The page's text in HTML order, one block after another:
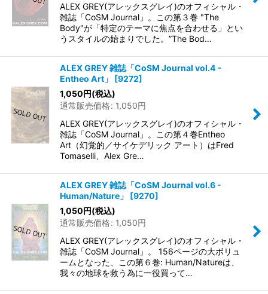
ALEX GREY(アレックスグレイ)のオフィシャル・
雑誌「CoSM Journal」。この第３巻 "The
Body"が「特定のテーマに焦点を合わせる」とい
うスタイルの始まりでした。”The Bod…
ALEX GREY 雑誌「CoSM Journal vol.4 -
Entheo Art」
[9272]
1,050円(税込)
通常販売価格: 1,050円
ALEX GREY(アレックスグレイ)のオフィシャル・
雑誌「CoSM Journal」。この第４巻Entheo
Art（幻覚的／サイケデリック アート）はFred
Tomaselli、Alex Gre…
ALEX GREY 雑誌「CoSM Journal vol.6 -
Human/Nature」
[9270]
1,050円(税込)
通常販売価格: 1,050円
ALEX GREY(アレックスグレイ)のオフィシャル・
雑誌「CoSM Journal」。 156ページの大ボリュ
ームとなった、この第６巻: Human/Natureは、
我々の地球を救う為に一役買って…